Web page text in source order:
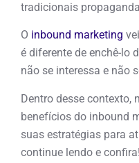
tradicionais
O inbound marketing
é diferente de enchê-lo
não se interessa e não
Dentro desse contexto,
benefícios do inbound
suas estratégias para
continue lendo e confira!